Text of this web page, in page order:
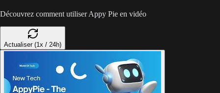
Découvrez comment utiliser Appy Pie en vidéo
Actualiser (1x / 24h)